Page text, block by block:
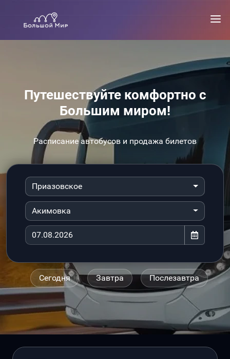
Путешествуйте комфортно с
Большим миром!
Расписание автобусов и продажа билетов
Приазовское
Акимовка
Сегодня Завтра Послезавтра